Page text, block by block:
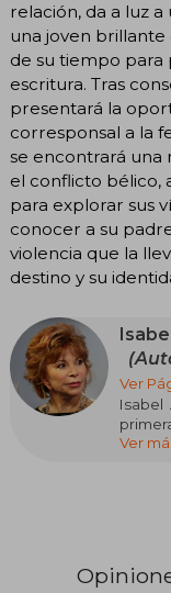
relación, da a luz a
una joven brillante
de su tiempo para
escritura. Tras
presentará la
corresponsal a la
se encontrará una
el conflicto bélico,
para explorar sus
conocer a su
violencia que la
destino y su
Ver
Isabel
Chile
Ver